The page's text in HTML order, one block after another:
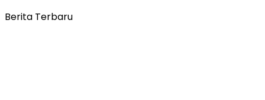
Berita Terbaru